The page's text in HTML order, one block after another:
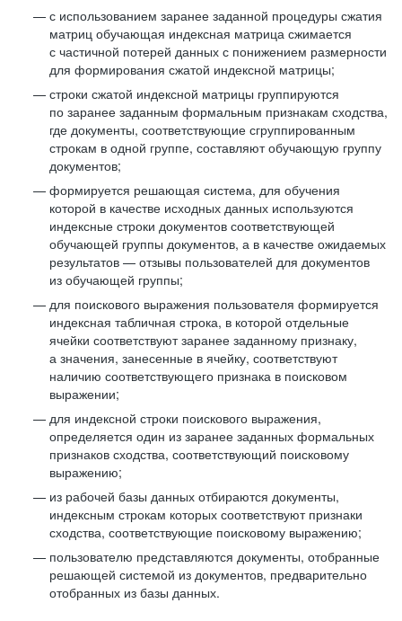
с использованием заранее заданной процедуры сжатия
матриц обучающая индексная матрица сжимается
с частичной потерей данных с понижением размерности
для формирования сжатой индексной матрицы;
строки сжатой индексной матрицы группируются
по заранее заданным формальным признакам сходства,
где документы, соответствующие сгруппированным
строкам в одной группе, составляют обучающую группу
документов;
формируется решающая система, для обучения
которой в качестве исходных данных используются
индексные строки документов соответствующей
обучающей группы документов, а в качестве ожидаемых
результатов — отзывы пользователей для документов
из обучающей группы;
для поискового выражения пользователя формируется
индексная табличная строка, в которой отдельные
ячейки соответствуют заранее заданному признаку,
а значения, занесенные в ячейку, соответствуют
наличию соответствующего признака в поисковом
выражении;
для индексной строки поискового выражения,
определяется один из заранее заданных формальных
признаков сходства, соответствующий поисковому
выражению;
из рабочей базы данных отбираются документы,
индексным строкам которых соответствуют признаки
сходства, соответствующие поисковому выражению;
пользователю представляются документы, отобранные
решающей системой из документов, предварительно
отобранных из базы данных.